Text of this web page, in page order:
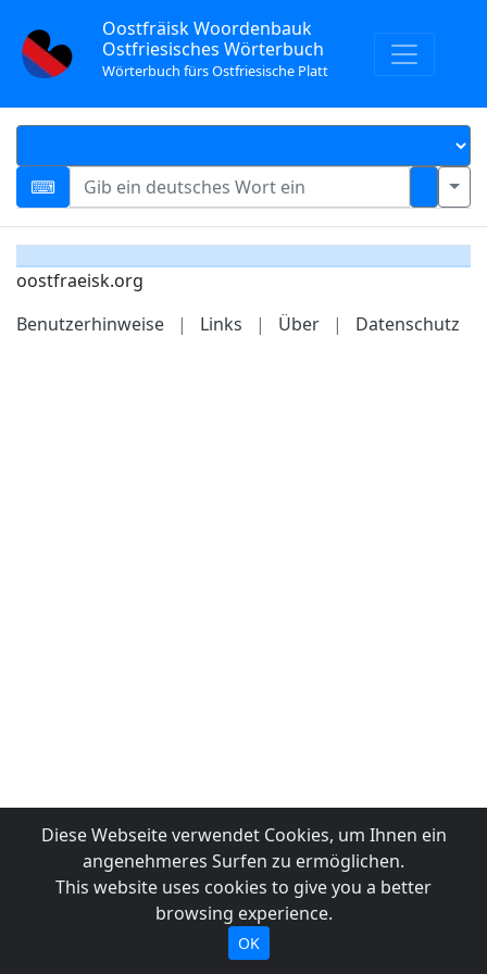
Oostfräisk Woordenbauk
Ostfriesisches Wörterbuch
Wörterbuch fürs Ostfriesische Platt
oostfraeisk.org
Benutzerhinweise
| Links | Über | Datenschutz
Diese Webseite verwendet Cookies, um Ihnen ein
angenehmeres Surfen zu ermöglichen.
This website uses cookies to give you a better
browsing experience.
OK